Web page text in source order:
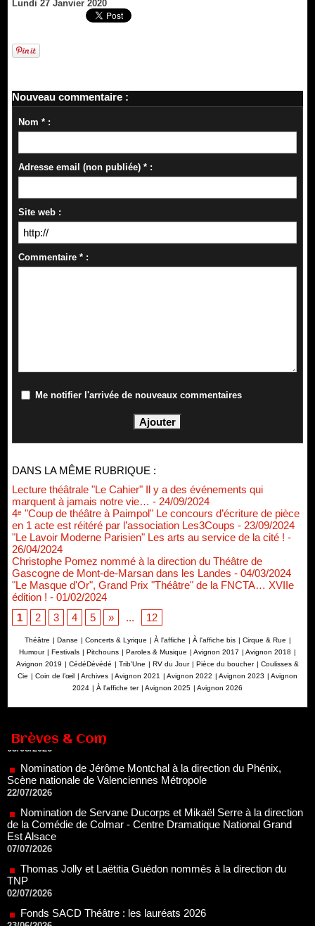
Lundi 27 Janvier 2020
Nouveau commentaire :
Nom * :
Adresse email (non publiée) * :
Site web :
Commentaire * :
Me notifier l'arrivée de nouveaux commentaires
DANS LA MÊME RUBRIQUE :
Lecture théâtrale "Le Cahier" Il y a des événements qui
marquent à jamais notre vie… - 24/09/2024
4ᵉ "Coup de théâtre à Paimpol" Le concours d’écriture de pièce
en 1 acte est réitéré par l’association Les3Coups - 23/09/2024
"Le Lavoir Moderne Parisien" Les arts au service de la cité ! -
26/04/2024
Christophe Pomez nommé à la direction du Théâtre de
Gascogne de Mont-de-Marsan dans les Landes - 04/03/2024
"Le Masque d'Or", Grand Prix "Théâtre" de la FNCTA… XVIIe
édition ! - 01/02/2024
1
2 3 4 5 » ... 12
Théâtre | Danse | Concerts & Lyrique | À l'affiche | À l'affiche bis | Cirque & Rue |
Humour | Festivals | Pitchouns | Paroles & Musique | Avignon 2017 | Avignon 2018 |
Avignon 2019 | CédéDévédé | Trib'Une | RV du Jour | Pièce du boucher | Coulisses &
Cie | Coin de l’œil | Archives | Avignon 2021 | Avignon 2022 | Avignon 2023 | Avignon
2024 | À l'affiche ter | Avignon 2025 | Avignon 2026
Brèves & Com
Renouvellement de Rachid Ouramdane à la tête de Chaillot-
Théâtre national de la danse
22/07/2026
de la Comédie de Colmar - Centre Dramatique National Grand
Est Alsace
07/07/2026
Thomas Jolly et Laëtitia Guédon nommés à la direction du
TNP
02/07/2026
23/06/2026
Dispositif ARTCENA Écrire pour le cirque, les lauréats 2026 !